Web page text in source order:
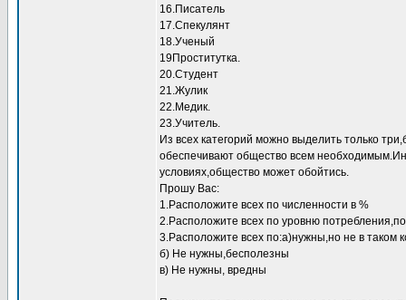
16.Писатель
17.Спекулянт
18.Ученый
19Проститутка.
20.Студент
21.Жулик
22.Медик.
23.Учитель.
Из всех категорий можно выделить только
обеспечивают общество всем
условиях,общество может обойтись.
Прошу Вас:
1.Расположите всех по численности в %
2.Расположите всех по уровню
3.Расположите всех по:а)нужны,но не в таком
б) Не нужны,бесполезны
в) Не нужны, вредны